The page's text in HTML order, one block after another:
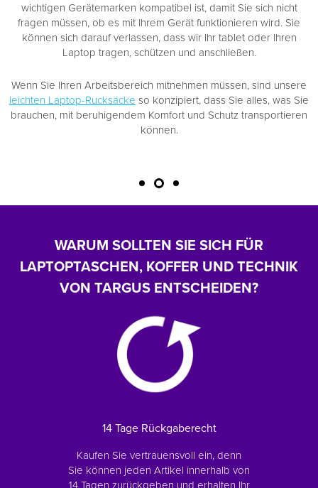
wichtigen Gerätemarken kompatibel ist, damit Sie sich nicht
fragen müssen, ob es mit Ihrem Gerät funktionieren wird. Sie
können sich darauf verlassen, dass wir Ihr tablet oder Ihren
Laptop tragen, schützen und anschließen.
Wenn Sie Ihren Arbeitsbereich mitnehmen müssen, sind unsere
leichten Laptop-Rucksäcke so konzipiert, dass Sie alles, was Sie
brauchen, mit beruhigendem Komfort und Schutz transportieren
können.
WARUM SOLLTEN SIE SICH FÜR
LAPTOPTASCHEN, KOFFER UND TECHNIK
VON TARGUS ENTSCHEIDEN?
14 Tage Rückgaberecht
Kaufen Sie vertrauensvoll ein, denn
Sie können jeden Artikel innerhalb von
14 Tagen zurückgeben und erhalten Ihr